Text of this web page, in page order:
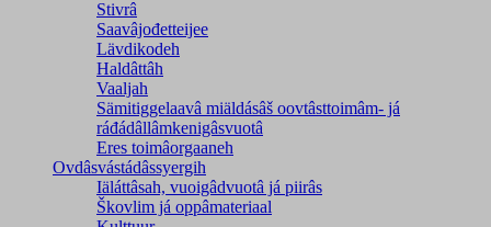
Stivrâ
Saavâjođetteijee
Lävdikodeh
Haldâttâh
Vaaljah
Sämitiggelaavâ miäldásâš oovtâsttoimâm- já
ráđádâllâmkenigâsvuotâ
Eres toimâorgaaneh
Ovdâsvástádâssyergih
Iäláttâsah, vuoigâdvuotâ já piirâs
Škovlim já oppâmateriaal